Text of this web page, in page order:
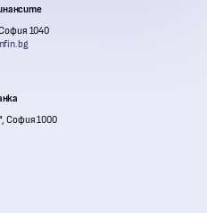
1040
София 1000